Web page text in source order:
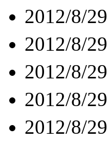
2012/8/29
2012/8/29
2012/8/29
2012/8/29
2012/8/29